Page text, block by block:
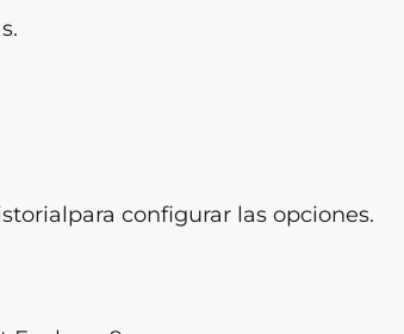
configurar las opciones.